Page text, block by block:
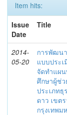
Item hits:
Issue
Date
Title
2014-
05-20
การพัฒน
แบบประ
จัดทำแผ
ศึกษาผู้ช่ว
ประเภทธุ
ดาว เขต
กรุงเทพม